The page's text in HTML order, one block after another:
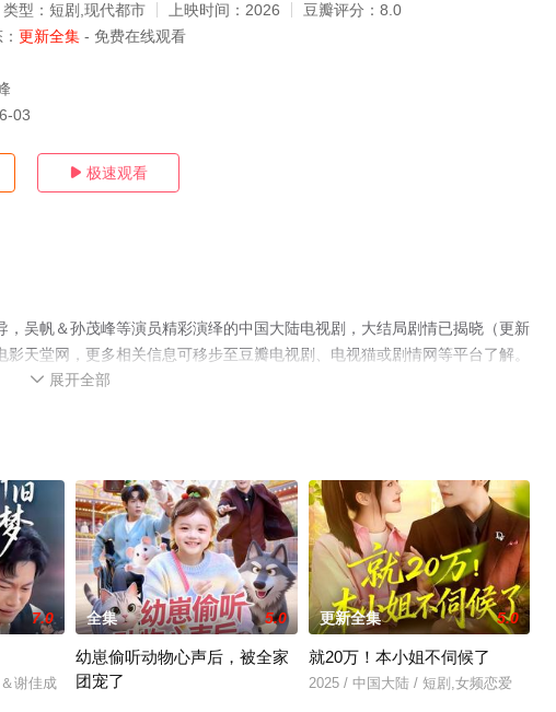
类型： 短剧,现代都市 上映时间： 2026 豆瓣评分： 8.0
更新全集 - 免费在线观看
03
 极速观看
吴帆＆孙茂峰等演员精彩演绎的中国大陆电视剧，大结局剧情已揭晓（更新
天堂网，更多相关信息可移步至豆瓣电视剧、电视猫或剧情网等平台了解。
 展开全部
7.0
谢佳成
全集 5.0
幼崽偷听动物心声后，被全家
团宠了
更新全集 5.0
就20万！本小姐不伺候了
2025 / 中国大陆 / 短剧,女频恋爱